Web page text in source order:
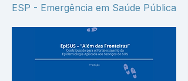
ESP - Emergência em Saúde Pública